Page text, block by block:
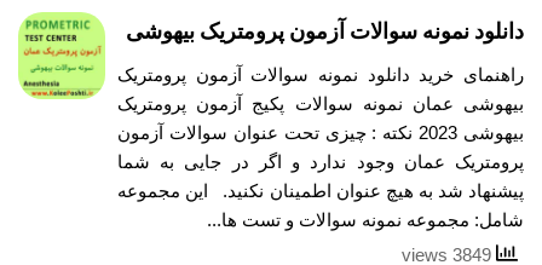
دانلود نمونه سوالات آزمون پرومتریک بیهوشی
راهنمای خرید دانلود نمونه سوالات آزمون پرومتریک
بیهوشی عمان نمونه سوالات پکیج آزمون پرومتریک
بیهوشی 2023 نکته : چیزی تحت عنوان سوالات آزمون
پرومتریک عمان وجود ندارد و اگر در جایی به شما
پیشنهاد شد به هیچ عنوان اطمینان نکنید. این مجموعه
شامل: مجموعه نمونه سوالات و تست ها...